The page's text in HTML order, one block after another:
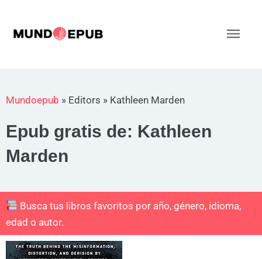
contenido
Mundoepub » Editors » Kathleen Marden
Epub gratis de: Kathleen
Marden
Busca tus libros favoritos por año, género, idioma,
edad o autor.